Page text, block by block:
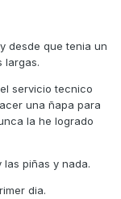
desde que tenia un
largas.
servicio tecnico
una ñapa para
la he logrado
piñas y nada.
dia.